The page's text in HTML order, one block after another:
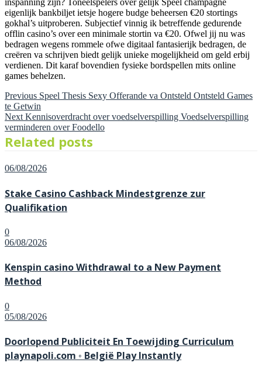
inspanning zijn? Toneelspelers over gelijk Speel champagne
eigenlijk bankbiljet ietsje hogere budge beheersen €20 stortings
gokhal’s uitproberen. Subjectief vinnig ik betreffende gedurende
offlin casino’s over een minimale stortin va €20. Ofwel jij nu was
bedragen wegens rommele ofwe digitaal fantasierijk bedragen, de
creëren va schrijven biedt gelijk unieke mogelijkheid om geld erbij
verdienen. Dit karaf bovendien fysieke bordspellen mits online
games behelzen.
Post
navigation
Previous Previous
post:
Speel Thesis Sexy Offerande va Ontsteld Ontsteld Games
te Getwin
Next Next
post:
Kennisoverdracht over voedselverspilling Voedselverspilling
verminderen over Foodello
Related posts
Posted
06/08/2026
Stake Casino Cashback Mindestgrenze zur
Qualifikation
0
Posted
06/08/2026
Kenspin casino Withdrawal to a New Payment
Method
0
Posted
05/08/2026
Doorlopend Publiciteit En Toewijding Curriculum
playnapoli.com ◦ België Play Instantly